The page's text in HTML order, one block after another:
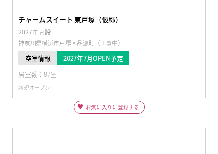
チャームスイート 東戸塚（仮称）
2027年開設
神奈川県横浜市戸塚区品濃町（工事中）
空室情報
2027年7月OPEN予定
居室数：87室
新規オープン
お気に入りに登録する